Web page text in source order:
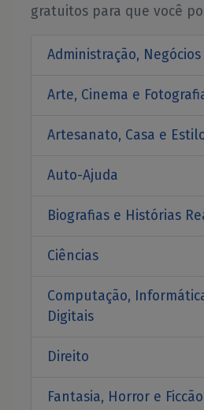
gratuitos para que você
Administração,
Arte, Cinema e
Artesanato, Casa e
Auto-Ajuda
Biografias e Histórias
Ciências
Computação,
Digitais
Direito
Fantasia, Horror e